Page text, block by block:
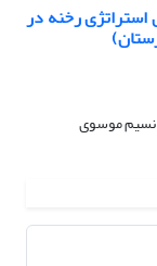
استراتژی رخنه‌ در‌
نسیم موسوی